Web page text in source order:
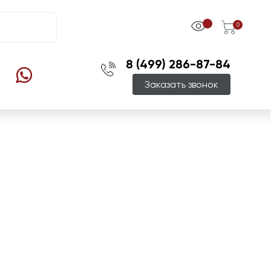
0
8 (499) 286-87-84
Заказать звонок